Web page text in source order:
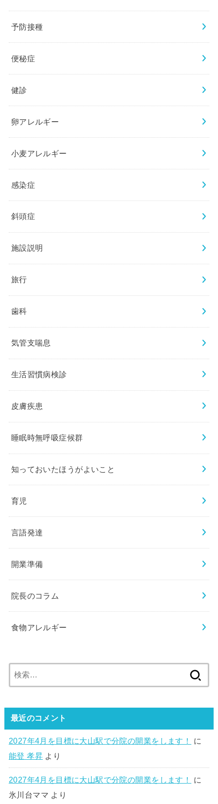
予防接種
便秘症
健診
卵アレルギー
小麦アレルギー
感染症
斜頭症
施設説明
旅行
歯科
気管支喘息
生活習慣病検診
皮膚疾患
睡眠時無呼吸症候群
知っておいたほうがよいこと
育児
言語発達
開業準備
院長のコラム
食物アレルギー
索:
最近のコメント
2027年4月を目標に大山駅で分院の開業をします！
に
能登 孝昇より
2027年4月を目標に大山駅で分院の開業をします！
に
氷川台ママ より